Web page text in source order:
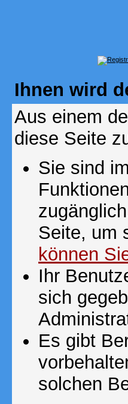
Ihnen wird
Aus einem
diese Seite
Sie sind
Seite, um
können
Ihr
sich
Es gibt
solchen